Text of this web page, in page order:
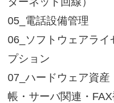
05_電話設備管理
06_ソフトウェアライ
プション
07_ハードウェア資産
帳・サーバ関連・FAX